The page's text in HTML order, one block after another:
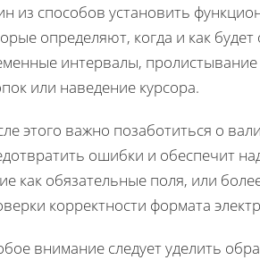
из способов установить
определяют, когда и как
интервалы, пролистывание
или наведение курсора.
этого важно позаботиться о
ошибки и обеспечит
как обязательные поля, или
корректности формата
внимание следует уделить